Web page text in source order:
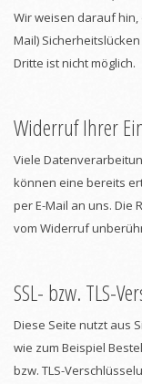
Wir weisen darauf hin,
Mail)
Dritte ist nicht möglich.
Widerruf Ihrer
Viele
können eine bereits
per E-Mail an uns.
vom Widerruf
SSL- bzw. TLS-
Diese Seite nutzt aus
wie zum Beispiel
bzw. TLS-